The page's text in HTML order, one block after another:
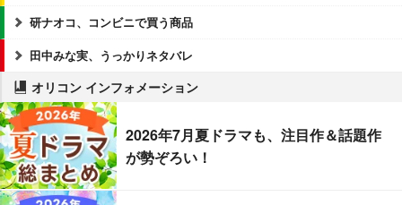
研ナオコ、コンビニで買う商品
田中みな実、うっかりネタバレ
オリコン インフォメーション
2026年7月夏ドラマも、注目作＆話題作
が勢ぞろい！